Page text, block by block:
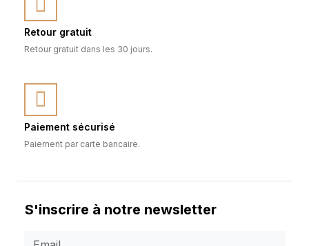
Retour gratuit
Retour gratuit dans les 30 jours.
Paiement sécurisé
Paiement par carte bancaire.
S'inscrire à notre newsletter